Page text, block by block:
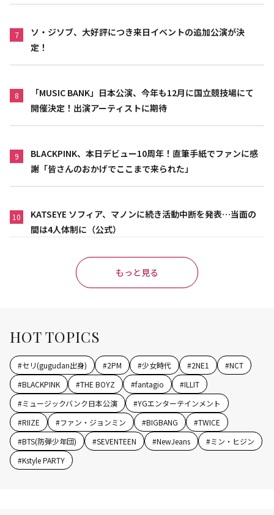
7
ソ・ジソブ、大好評につき来日イベントの追加公演が決
定！
8
「MUSIC BANK」日本公演、今年も12月に国立競技場にて
開催決定！出演アーティストに期待
9
BLACKPINK、本日デビュー10周年！直筆手紙でファンに感
謝「皆さんのおかげでここまで来られた」
10
KATSEYE ソフィア、マノンに続き活動中断を発表…当面の
間は4人体制に（公式）
もっと見る
HOT TOPICS
#セリ(gugudan出身) #2PM #少女時代 #2NE1 #NCT
#BLACKPINK #THE BOYZ #fantagio #ILLIT
#ミュージックバンク日本公演 #YGエンターテインメント
#RIIZE #ファン・ジョンミン #BIGBANG #TWICE
#BTS(防弾少年団) #SEVENTEEN #NewJeans #ミン・ヒジン
#Kstyle PARTY